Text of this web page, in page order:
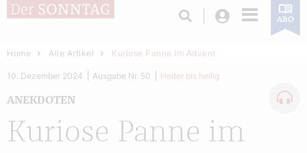
Login ABO
Home Alle Artikel Kuriose Panne im Advent
Kuriose Panne im
ANEKDOTEN
10. Dezember 2024 Ausgabe Nr. 50 Heiter bis heilig